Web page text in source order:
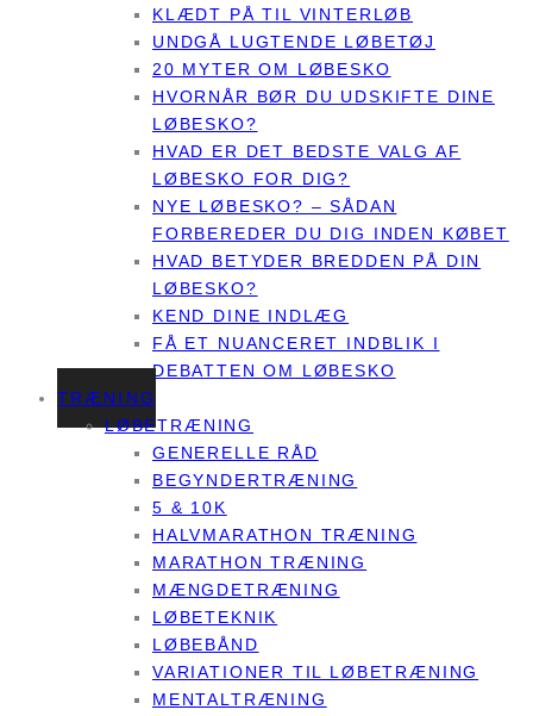
KLÆDT PÅ TIL VINTERLØB
UNDGÅ LUGTENDE LØBETØJ
20 MYTER OM LØBESKO
HVORNÅR BØR DU UDSKIFTE DINE
LØBESKO?
HVAD ER DET BEDSTE VALG AF
LØBESKO FOR DIG?
NYE LØBESKO? – SÅDAN
FORBEREDER DU DIG INDEN KØBET
HVAD BETYDER BREDDEN PÅ DIN
LØBESKO?
KEND DINE INDLÆG
FÅ ET NUANCERET INDBLIK I
DEBATTEN OM LØBESKO
TRÆNING
LØBETRÆNING
GENERELLE RÅD
BEGYNDERTRÆNING
5 & 10K
HALVMARATHON TRÆNING
MARATHON TRÆNING
MÆNGDETRÆNING
LØBETEKNIK
LØBEBÅND
VARIATIONER TIL LØBETRÆNING
MENTALTRÆNING